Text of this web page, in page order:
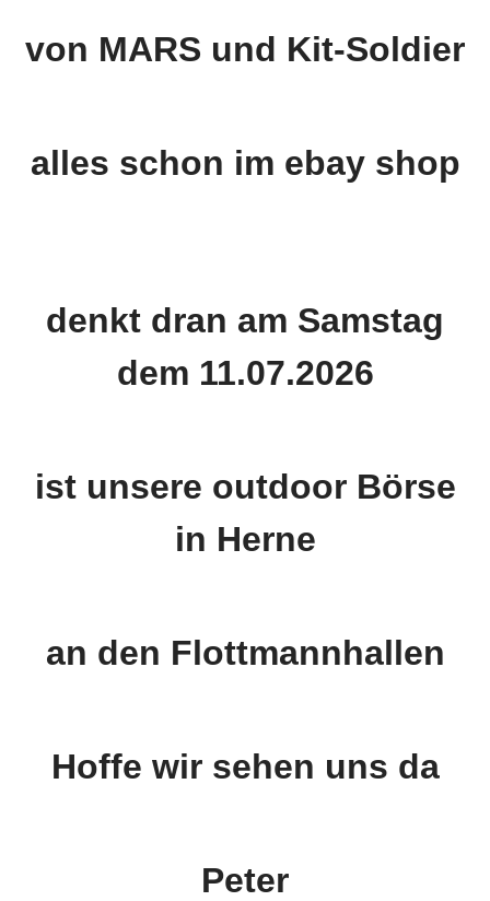
von MARS und Kit-Soldier
alles schon im ebay shop
denkt dran am Samstag
dem 11.07.2026
ist unsere outdoor Börse
in Herne
an den Flottmannhallen
Hoffe wir sehen uns da
Peter